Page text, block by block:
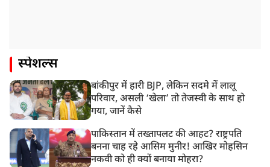
स्पेशल्स
बांकीपुर में हारी BJP, लेकिन सदमे में लालू
परिवार, असली ‘खेला’ तो तेजस्वी के साथ हो
गया, जानें कैसे
पाकिस्तान में तख्तापलट की आहट? राष्ट्रपति
बनना चाह रहे आसिम मुनीर! आखिर मोहसिन
नकवी को ही क्यों बनाया मोहरा?